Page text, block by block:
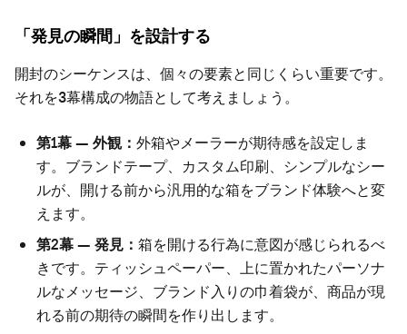
「発見の瞬間」を設計する
開封のシーケンスは、個々の要素と同じくらい重要です。
それを3幕構成の物語として考えましょう。
第1幕 — 外観： 外箱やメーラーが期待感を設定しま
す。ブランドテープ、カスタム印刷、シンプルなシー
ルが、開ける前から汎用的な箱をブランド体験へと変
えます。
第2幕 — 発見： 箱を開ける行為に意図が感じられるべ
きです。ティッシュペーパー、上に置かれたパーソナ
ルなメッセージ、ブランド入りの巾着袋が、商品が現
れる前の期待の瞬間を作り出します。